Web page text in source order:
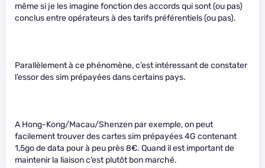
même si je les imagine fonction des accords qui sont (ou pas)
conclus entre opérateurs à des tarifs préférentiels (ou pas).
Parallèlement à ce phénomène, c’est intéressant de constater
l’essor des sim prépayées dans certains pays.
A Hong-Kong/Macau/Shenzen par exemple, on peut
facilement trouver des cartes sim prépayées 4G contenant
1,5go de data pour à peu près 8€. Quand il est important de
maintenir la liaison c’est plutôt bon marché.